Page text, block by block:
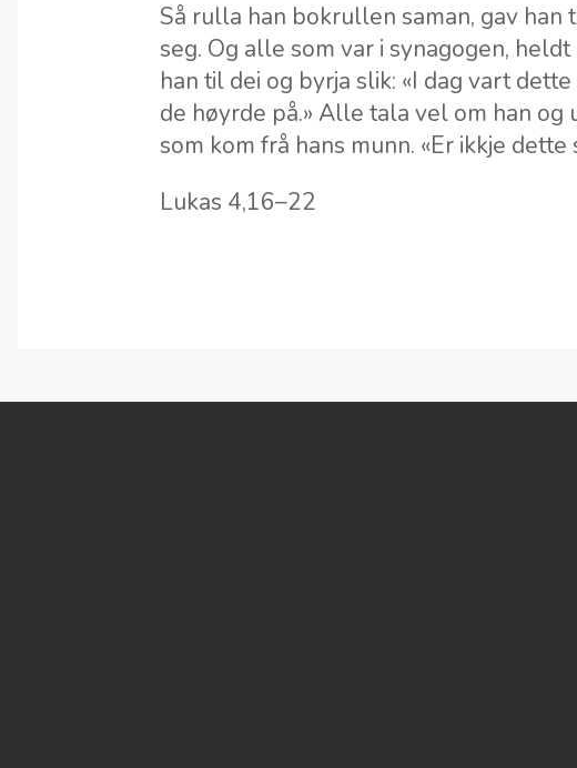
Så rulla han bokrullen saman, gav han
seg. Og alle som var i synagogen,
han til dei og byrja slik: «I dag vart
de høyrde på.» Alle tala vel om han og
som kom frå hans munn. «Er ikkje dette
Lukas 4,16–22